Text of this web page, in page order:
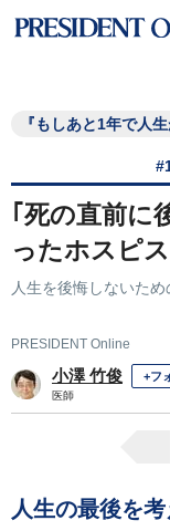
『もしあと1年で人
｢死の直前に
ったホスピ
人生を後悔しないた
PRESIDENT Online
小澤 竹俊 +フ
医師
人生の最後を